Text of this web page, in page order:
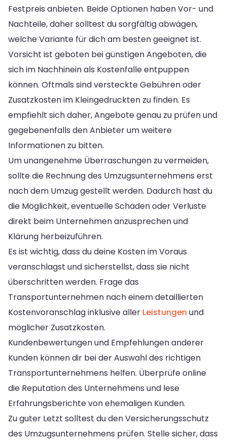
Festpreis anbieten. Beide Optionen haben Vor- und
Nachteile, daher solltest du sorgfältig abwägen,
welche Variante für dich am besten geeignet ist.
Vorsicht ist geboten bei günstigen Angeboten, die
sich im Nachhinein als Kostenfalle entpuppen
können. Oftmals sind versteckte Gebühren oder
Zusatzkosten im Kleingedruckten zu finden. Es
empfiehlt sich daher, Angebote genau zu prüfen und
gegebenenfalls den Anbieter um weitere
Informationen zu bitten.
Um unangenehme Überraschungen zu vermeiden,
sollte die Rechnung des Umzugsunternehmens erst
nach dem Umzug gestellt werden. Dadurch hast du
die Möglichkeit, eventuelle Schäden oder Verluste
direkt beim Unternehmen anzusprechen und
Klärung herbeizuführen.
Es ist wichtig, dass du deine Kosten im Voraus
veranschlagst und sicherstellst, dass sie nicht
überschritten werden. Frage das
Transportunternehmen nach einem detaillierten
Kostenvoranschlag inklusive aller Leistungen und
möglicher Zusatzkosten.
Kundenbewertungen und Empfehlungen anderer
Kunden können dir bei der Auswahl des richtigen
Transportunternehmens helfen. Überprüfe online
die Reputation des Unternehmens und lese
Erfahrungsberichte von ehemaligen Kunden.
Zu guter Letzt solltest du den Versicherungsschutz
des Umzugsunternehmens prüfen. Stelle sicher, dass